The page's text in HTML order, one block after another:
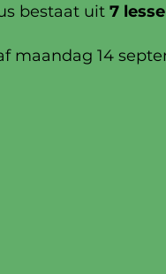
bestaat uit 7
maandag 14